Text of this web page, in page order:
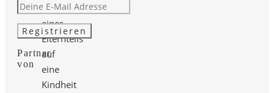
Erkrankung
eines
Elternteils
auf
eine
Kindheit
Partner
von